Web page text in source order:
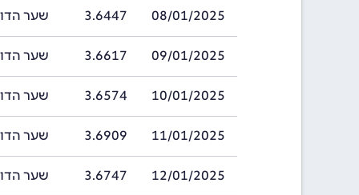
08/01/2025
3.6447 שער הדולר
09/01/2025
3.6617 שער הדולר
10/01/2025
3.6574 שער הדולר
11/01/2025
3.6909 שער הדולר
12/01/2025
3.6747 שער הדולר